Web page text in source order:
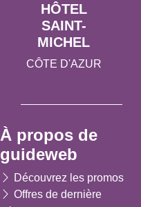
HÔTEL
SAINT-
MICHEL
CÔTE D'AZUR
À propos de
guideweb
Découvrez les promos
Offres de dernière